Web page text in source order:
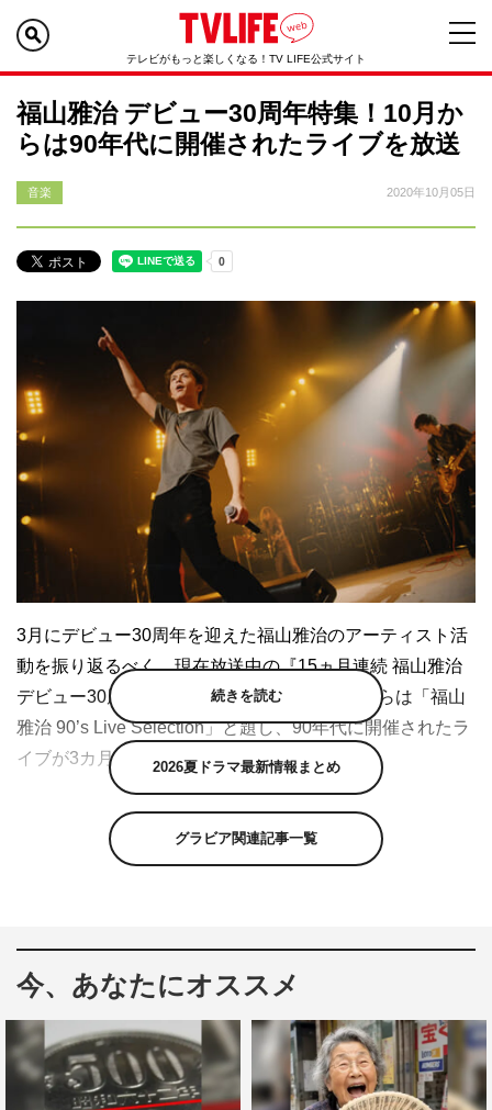
テレビがもっと楽しくなる！TV LIFE公式サイト
福山雅治 デビュー30周年特集！10月か
らは90年代に開催されたライブを放送
音楽 2020年10月05日
3月にデビュー30周年を迎えた福山雅治のアーティスト活
動を振り返るべく、現在放送中の『15ヵ月連続 福山雅治
デビュー30周年特集』（WOWOW）。10月からは「福山
雅治 90’s Live Selection」と題し、90年代に開催されたラ
イブが3カ月連続で放送されることがわかった。
10月18日（日）に放送される第1弾は、1998年に全29カ
所37公演が行なわれ、8万6033人を動員した全国ホールツ
アー「WE’RE BROS. TOUR ’98 〜LIKE A
すでにヒット曲を量産する一方で、主演ドラマなどを通じ
て俳優としての一面も見せていた福山雅治だったが、
シングル・アルバムのリリースもなく、ライブもファンク
ラブを対象とした1公演のみにとどまった。
続きを読む
2026夏ドラマ最新情報まとめ
グラビア関連記事一覧
今、あなたにオススメ